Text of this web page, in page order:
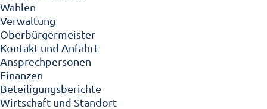
Wahlen
Verwaltung
Oberbürgermeister
Kontakt und Anfahrt
Ansprechpersonen
Finanzen
Beteiligungsberichte
Wirtschaft und Standort